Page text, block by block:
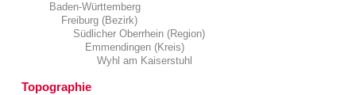
Baden-Württemberg
Freiburg (Bezirk)
Südlicher Oberrhein (Region)
Emmendingen (Kreis)
Wyhl am Kaiserstuhl
Topographie